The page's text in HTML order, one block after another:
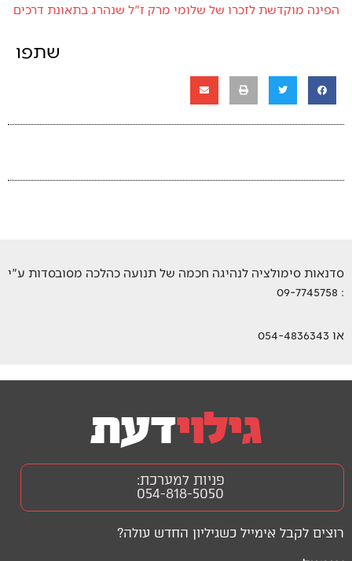
הפינה מוקדשת לזכרו של שלומי מרק ז"ל שנהרג בתאונת דרכים
שתפו
סדנאות סימולציה לנהיגה חכמה של תנועה כהלכה מסובסדות ע"י
: 09-7745758
או 054-4836343
רוצים לקבל אימייל כשגיליון החדש עולה?
פניות למערכת:
054-818-5050